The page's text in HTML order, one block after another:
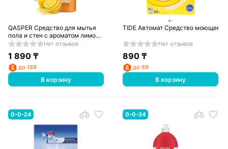
QASPER Средство для мытья
пола и стен с ароматом лимона
1000 мл
Нет отзывов
1 890₸
до 189
В корзину
TIDE Автомат Средство моющее
Нет отзывов
890 ₸
до 89
В корзину
0-0-24 0-0-24